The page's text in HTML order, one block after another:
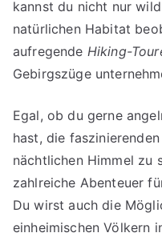
kannst du nicht nur
natürlichen Habitat
aufregende Hiking-
Gebirgszüge
Egal, ob du gerne
hast, die faszinierenden
nächtlichen Himmel zu
zahlreiche Abenteuer
Du wirst auch die
einheimischen Völkern